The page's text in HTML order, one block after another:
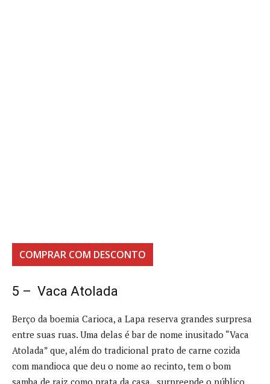
COMPRAR COM DESCONTO
5 – Vaca Atolada
Berço da boemia Carioca, a Lapa reserva grandes surpresa
entre suas ruas. Uma delas é bar de nome inusitado “Vaca
Atolada” que, além do tradicional prato de carne cozida
com mandioca que deu o nome ao recinto, tem o bom